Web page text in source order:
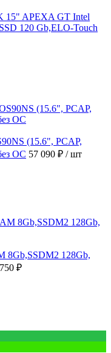
15" APEXA GT Intel
120 Gb,ELO-Touch
(15.6", PCAP,
ОС 57 090 ₽ / шт
8Gb,SSDM2 128Gb,
₽